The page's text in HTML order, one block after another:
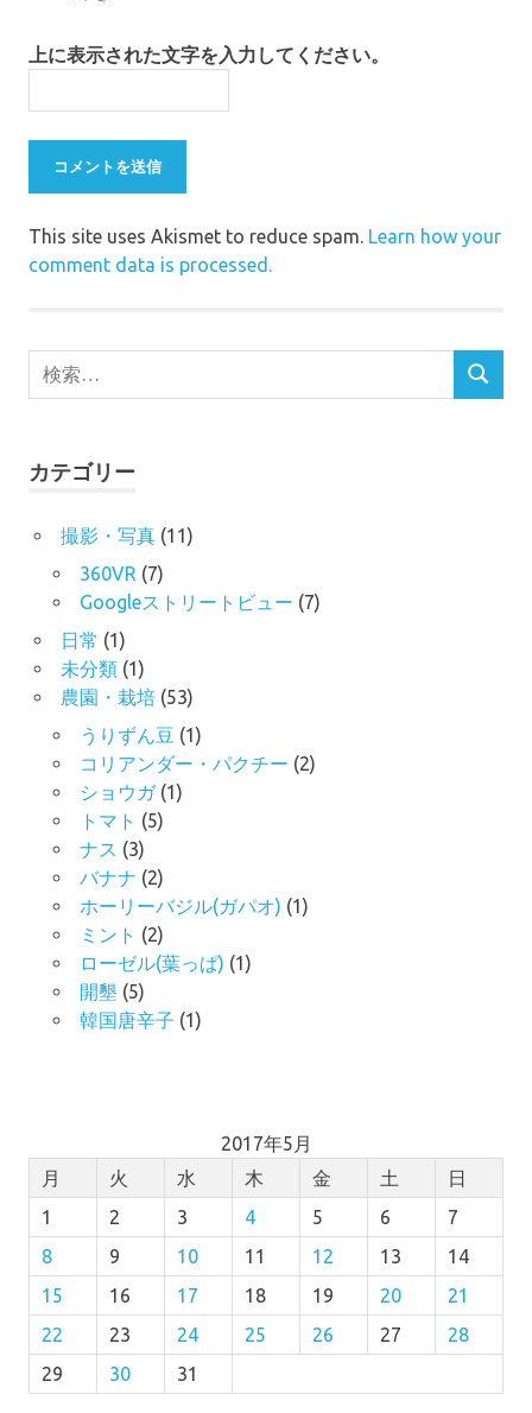
上に表示された文字を入力してください。
This site uses Akismet to reduce spam. Learn how your
comment data is processed.
検
検
カテゴリー
撮影・写真(11)
360VR (7)
Googleストリートビュー (7)
日常 (1)
未分類(1)
農園・栽培(53)
うりずん豆 (1)
コリアンダー・パクチー (2)
ショウガ(1)
トマト (5)
ナス (3)
バナナ (2)
ホーリーバジル(ガパオ) (1)
ミント (2)
ローゼル(葉っぱ) (1)
開墾 (5)
韓国唐辛子 (1)
2017年5月
月
火 水 木 金 土
日
1
2 3 4 5 6
7
8
9 10 11 12 13
14
15
16 17 18 19 20
21
22
23 24 25 26 27
28
29
30 31